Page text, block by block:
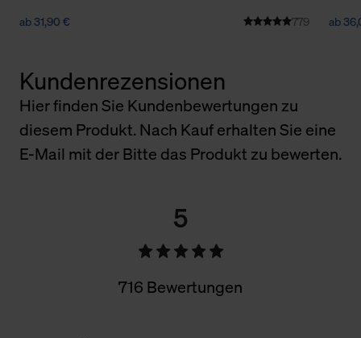
ab 31,90 € 779 ab
Kundenrezensionen
Hier finden Sie Kundenbewertungen zu
diesem Produkt. Nach Kauf erhalten Sie eine
E-Mail mit der Bitte das Produkt zu bewerten.
5
716 Bewertungen